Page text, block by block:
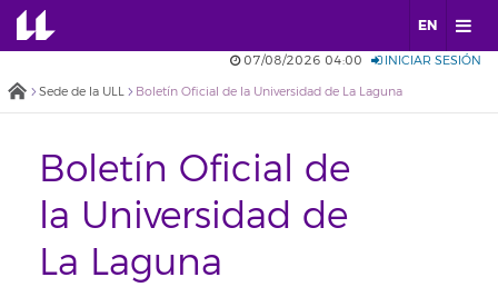
EN
07/08/2026 04:00 INICIAR SESIÓN
Sede de la ULL Boletín Oficial de la Universidad de La Laguna
Boletín Oficial de
la Universidad de
La Laguna